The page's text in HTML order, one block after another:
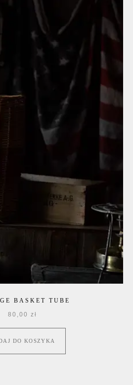
BASKET TUBE
80,00 zł
DO KOSZYKA